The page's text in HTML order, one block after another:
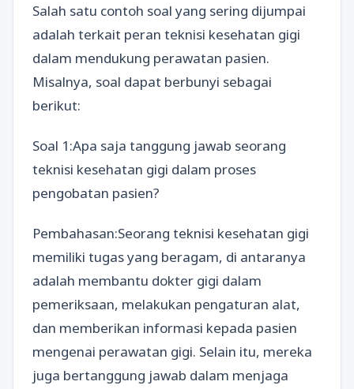
Salah satu contoh soal yang sering dijumpai
adalah terkait peran teknisi kesehatan gigi
dalam mendukung perawatan pasien.
Misalnya, soal dapat berbunyi sebagai
berikut:
Soal 1:Apa saja tanggung jawab seorang
teknisi kesehatan gigi dalam proses
pengobatan pasien?
Pembahasan:Seorang teknisi kesehatan gigi
memiliki tugas yang beragam, di antaranya
adalah membantu dokter gigi dalam
pemeriksaan, melakukan pengaturan alat,
dan memberikan informasi kepada pasien
mengenai perawatan gigi. Selain itu, mereka
juga bertanggung jawab dalam menjaga